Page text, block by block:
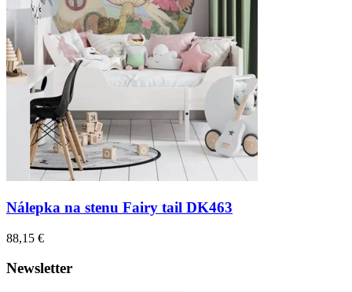
Nálepka na stenu Fairy tail DK463
88,15 €
Newsletter